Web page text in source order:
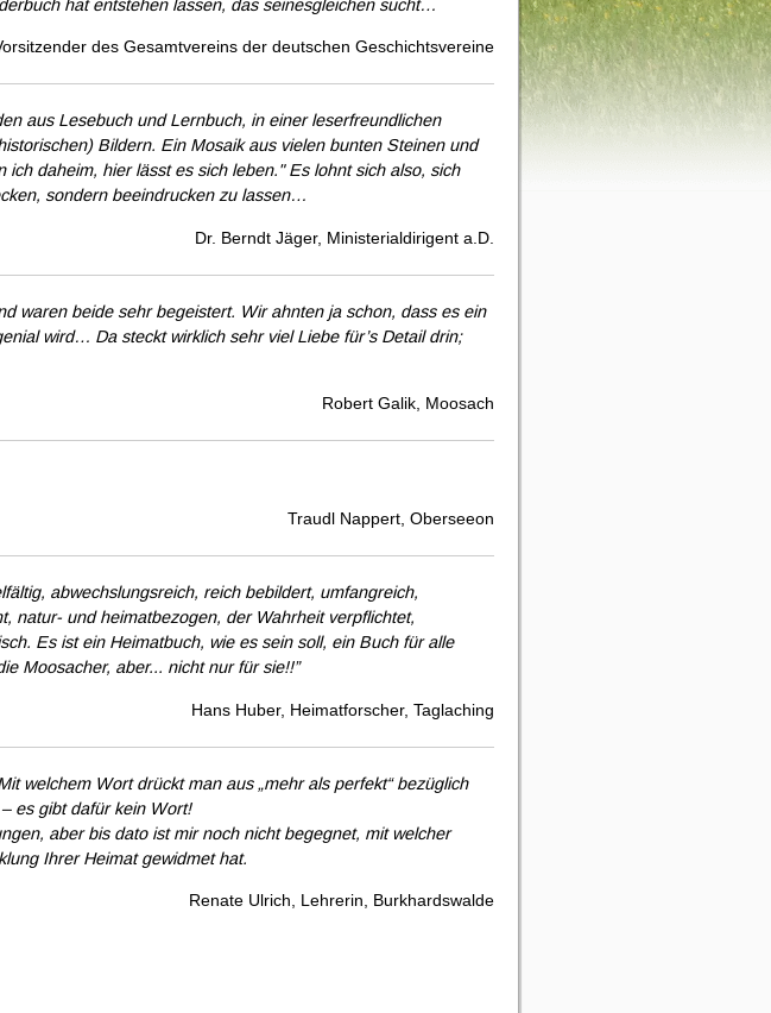
hat entstehen lassen, das seinesgleichen sucht…
des Gesamtvereins der deutschen Geschichtsvereine
aus Lesebuch und Lernbuch, in einer leserfreundlichen
Bildern. Ein Mosaik aus vielen bunten Steinen und
ich daheim, hier lässt es sich leben." Es lohnt sich also, sich
sondern beeindrucken zu lassen…
Dr. Berndt Jäger, Ministerialdirigent a.D.
waren beide sehr begeistert. Wir ahnten ja schon, dass es ein
wird… Da steckt wirklich sehr viel Liebe für’s Detail drin;
Robert Galik, Moosach
Traudl Nappert, Oberseeon
abwechslungsreich, reich bebildert, umfangreich,
natur- und heimatbezogen, der Wahrheit verpflichtet,
Es ist ein Heimatbuch, wie es sein soll, ein Buch für alle
Moosacher, aber... nicht nur für sie!!”
Hans Huber, Heimatforscher, Taglaching
welchem Wort drückt man aus „mehr als perfekt“ bezüglich
es gibt dafür kein Wort!
aber bis dato ist mir noch nicht begegnet, mit welcher
Ihrer Heimat gewidmet hat.
Renate Ulrich, Lehrerin, Burkhardswalde